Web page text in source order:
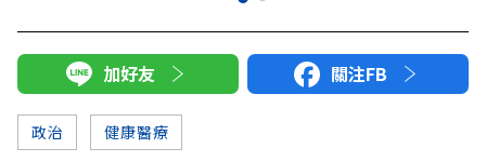
加好友 關注FB
政治 健康醫療